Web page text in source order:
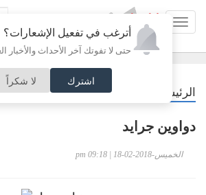
أترغب في تفعيل الإشعارات؟
حتى لا تفوتك آخر الأحداث والأخبار
اشترك لا شكراً
الرئيسية
دواوين جرايد
الخميس-2018-02-18 | 09:18 pm